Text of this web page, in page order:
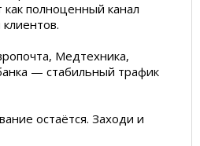
как полноценный канал
Медтехника,
— стабильный трафик
остаётся. Заходи и